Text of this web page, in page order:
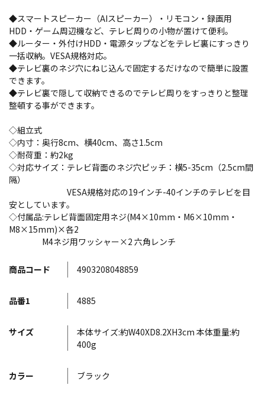
商品コード 4903208048859
品番1 4885
サイズ
本体サイズ:約W40XD8.2XH3cm 本体重量:約
400g
カラー ブラック
◆スマートスピーカー（AIスピーカー）・リモコン・録画用
HDD・ゲーム周辺機など、テレビ周りの小物が置けて便利。
◆ルーター・外付けHDD・電源タップなどをテレビ裏にすっきり
一括収納。VESA規格対応。
◆テレビ裏のネジ穴にねじ込んで固定するだけなので簡単に設置
できます。
◆テレビ裏で隠して収納できるのでテレビ周りをすっきりと整理
整頓する事ができます。
◇組立式
◇内寸：奥行8cm、横40cm、高さ1.5cm
◇耐荷重：約2kg
◇対応サイズ：テレビ背面のネジ穴ピッチ：横5-35cm（2.5cm間
隔）
VESA規格対応の19インチ-40インチのテレビを目
安としています。
◇付属品:テレビ背面固定用ネジ(M4×10mm・M6×10mm・
M8×15mm)×各2
M4ネジ用ワッシャー×2 六角レンチ